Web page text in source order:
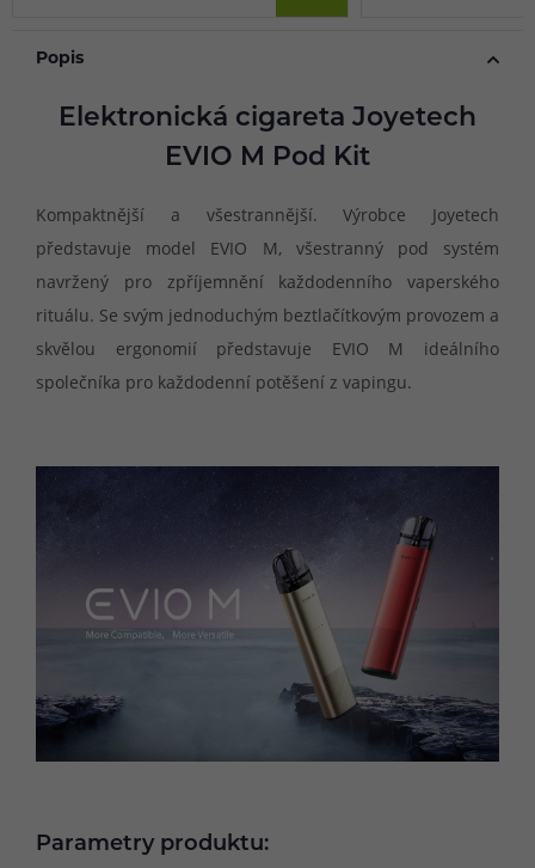
Popis
Elektronická cigareta Joyetech
EVIO M Pod Kit
Kompaktnější a všestrannější. Výrobce Joyetech
představuje model EVIO M, všestranný pod systém
navržený pro zpříjemnění každodenního vaperského
rituálu. Se svým jednoduchým beztlačítkovým provozem a
skvělou ergonomií představuje EVIO M ideálního
společníka pro každodenní potěšení z vapingu.
Parametry produktu: